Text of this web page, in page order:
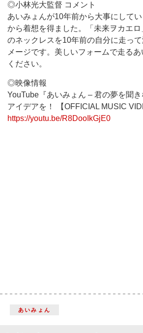
◎小林光大監督 コメント
あいみょんが10年前から大事にして
から着想を得ました。「未来ヲカエ
のネックレスを10年前の自分に走っ
メージです。美しいフォームで走る
ください。
◎映像情報
YouTube『あいみょん – 君の夢を聞
アイデアを！ 【OFFICIAL MUSIC
https://youtu.be/R8DooIkGjE0
あいみょん